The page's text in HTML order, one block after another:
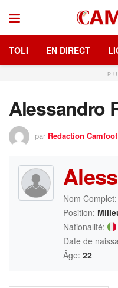
TOLI EN DIRECT
Alessandro
par Redaction Camfoot
Nom Complet:
Position:
Nationalité:
Date de
Âge: 22